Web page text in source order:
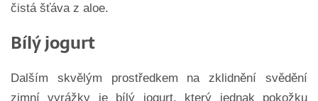
čistá šťáva z aloe.
Bílý jogurt
Dalším skvělým prostředkem na zklidnění svědění
zimní vyrážky je bílý jogurt, který jednak pokožku